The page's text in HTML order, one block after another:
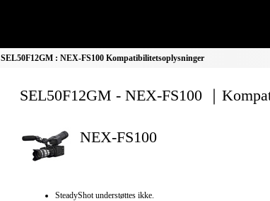
SEL50F12GM : NEX-FS100 Kompatibilitetsoplysninger
SEL50F12GM - NEX-FS100 ｜
NEX-FS100
SteadyShot understøttes ikke.